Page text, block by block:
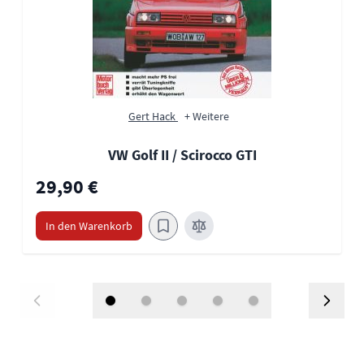
Gert Hack + Weitere
VW Golf II / Scirocco GTI
29,90 €
In den Warenkorb